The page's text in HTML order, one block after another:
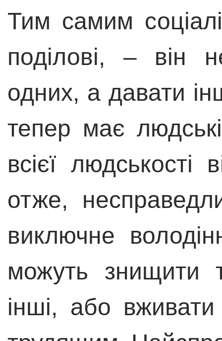
Тим самим
поділові, – він
одних, а давати
тепер має
всієї людськості
отже,
виключне
можуть
інші, або